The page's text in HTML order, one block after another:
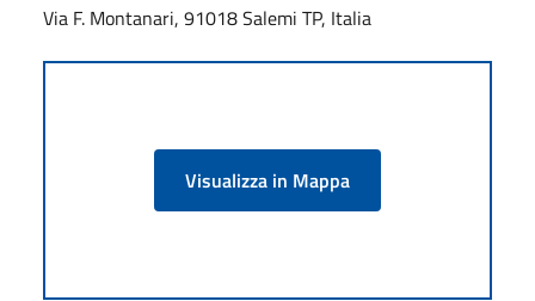
Via F. Montanari, 91018 Salemi TP, Italia
Visualizza in Mappa